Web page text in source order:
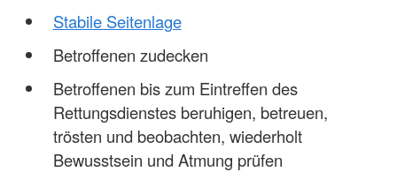
Stabile Seitenlage
Betroffenen zudecken
Betroffenen bis zum Eintreffen des
Rettungsdienstes beruhigen, betreuen,
trösten und beobachten, wiederholt
Bewusstsein und Atmung prüfen